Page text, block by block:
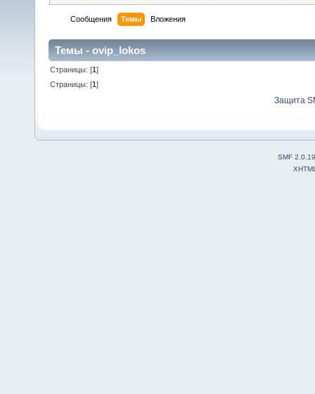
Сообщения Темы Вложения
Темы - ovip_lokos
Страницы: [1]
Страницы: [1]
Защита
SMF 2.0.19